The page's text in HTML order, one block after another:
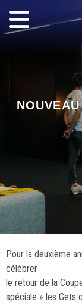
Pour la deuxième
célébrer
le retour de la
spéciale » les Gets